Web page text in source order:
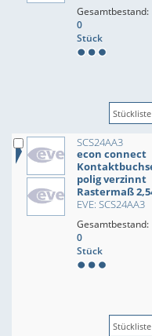
Gesamtbestand:
0
Stück
SCS24AA3
econ connect
polig verzinnt
Rastermaß
EVE: SCS24AA3
Gesamtbestand:
0
Stück